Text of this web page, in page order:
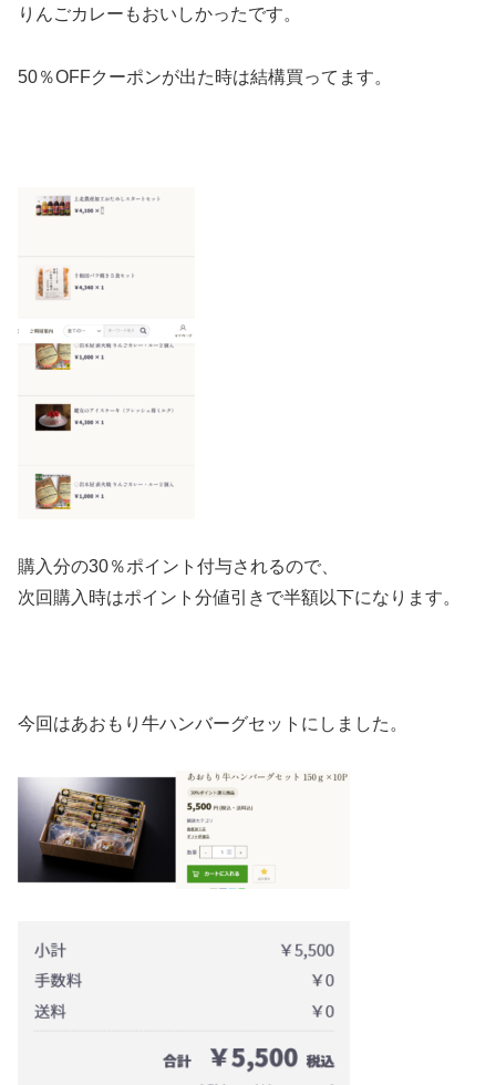
りんごカレーもおいしかったです。
50％OFFクーポンが出た時は結構買ってます。
購入分の30％ポイント付与されるので、
次回購入時はポイント分値引きで半額以下になります。
今回はあおもり牛ハンバーグセットにしました。